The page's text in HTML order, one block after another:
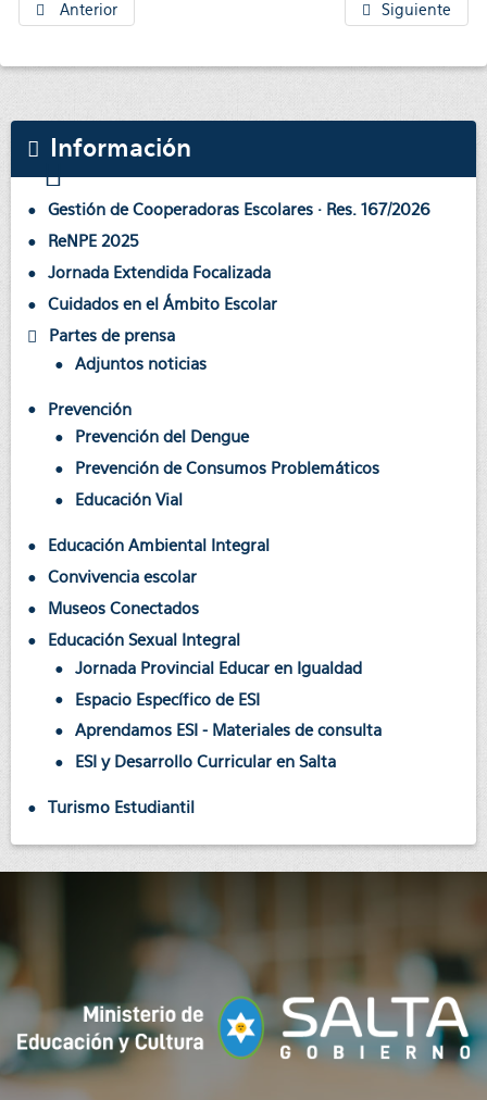
Anterior Siguiente
Información
Gestión de Cooperadoras Escolares · Res. 167/2026
ReNPE 2025
Jornada Extendida Focalizada
Cuidados en el Ámbito Escolar
Partes de prensa
Adjuntos noticias
Prevención
Prevención del Dengue
Prevención de Consumos Problemáticos
Educación Vial
Educación Ambiental Integral
Convivencia escolar
Museos Conectados
Educación Sexual Integral
Jornada Provincial Educar en Igualdad
Espacio Específico de ESI
Aprendamos ESI - Materiales de consulta
ESI y Desarrollo Curricular en Salta
Turismo Estudiantil